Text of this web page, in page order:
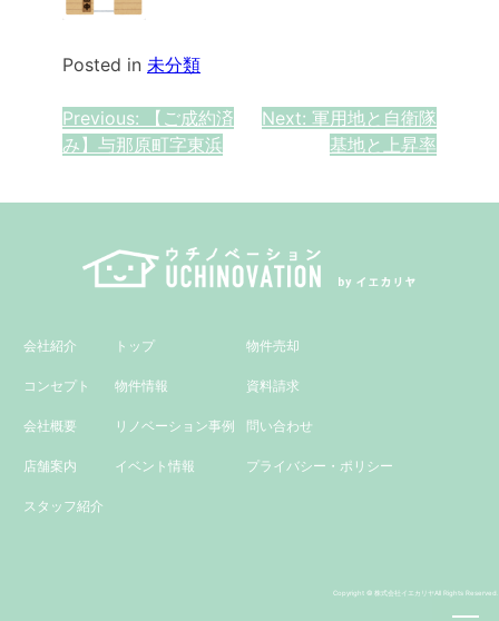
Posted in 未分類
投
稿
ナ
シ
ン
Previous:
【ご成約済
み】与那原町字東浜
Next: 軍用地と自衛隊
基地と上昇率
会社紹介
コンセプト
会社概要
店舗案内
スタッフ紹介
トップ
物件情報
リノベーション事例
イベント情報
物件売却
資料請求
問い合わせ
プライバシー・ポリシー
Copyright © 株式会社イエカリヤAll Rights Reserved.